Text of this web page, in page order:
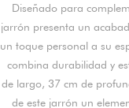
Diseñado para
jarrón presenta un
un toque personal a su
combina durabilidad y
de largo, 37 cm de
de este jarrón un